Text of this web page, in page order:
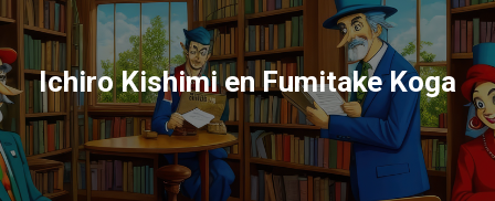
T
W
S
E
L
Ichiro Kishimi en Fumitake Koga